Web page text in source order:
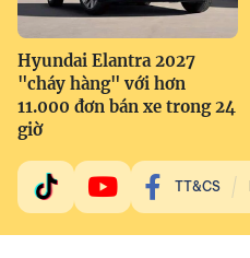
Hyundai Elantra 2027
"cháy hàng" với hơn
11.000 đơn bán xe trong 24
giờ
TT&CS